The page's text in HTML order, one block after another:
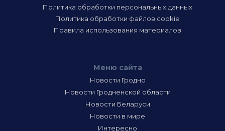
Политика обработки персональных данных
Политика обработки файлов cookie
Правила использования материалов
Меню сайта
Новости Гродно
Новости Гродненской области
Новости Беларуси
Новости в мире
Интересно